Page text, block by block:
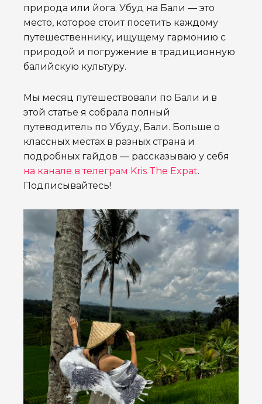
природа или йога. Убуд на Бали — это
место, которое стоит посетить каждому
путешественнику, ищущему гармонию с
природой и погружение в традиционную
балийскую культуру.
Мы месяц путешествовали по Бали и в
этой статье я собрала полный
путеводитель по Убуду, Бали. Больше о
классных местах в разных страна и
подробных гайдов — рассказываю у себя
на канале в телеграм Kris The Expat.
Подписывайтесь!